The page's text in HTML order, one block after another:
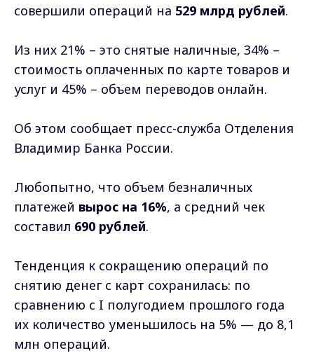
совершили операций на 529 млрд рублей.
Из них 21% – это снятые наличные, 34% –
стоимость оплаченных по карте товаров и
услуг и 45% – объем переводов онлайн.
Об этом сообщает пресс-служба Отделения
Владимир Банка России.
Любопытно, что объем безналичных
платежей вырос на 16%, а средний чек
составил 690 рублей.
Тенденция к сокращению операций по
снятию денег с карт сохранилась: по
сравнению с I полугодием прошлого года
их количество уменьшилось на 5% — до 8,1
млн операций.